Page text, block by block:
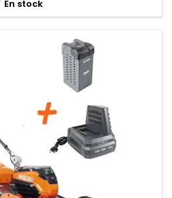
En stock